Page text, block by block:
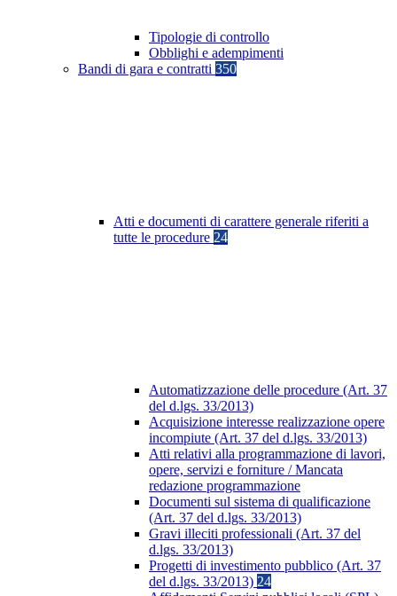
Tipologie di controllo
Obblighi e adempimenti
Bandi di gara e contratti 350
Atti e documenti di carattere generale riferiti a
tutte le procedure 24
Automatizzazione delle procedure (Art. 37
del d.lgs. 33/2013)
Acquisizione interesse realizzazione opere
incompiute (Art. 37 del d.lgs. 33/2013)
Atti relativi alla programmazione di lavori,
opere, servizi e forniture / Mancata
redazione programmazione
Documenti sul sistema di qualificazione
(Art. 37 del d.lgs. 33/2013)
Gravi illeciti professionali (Art. 37 del
d.lgs. 33/2013)
Progetti di investimento pubblico (Art. 37
del d.lgs. 33/2013) 24